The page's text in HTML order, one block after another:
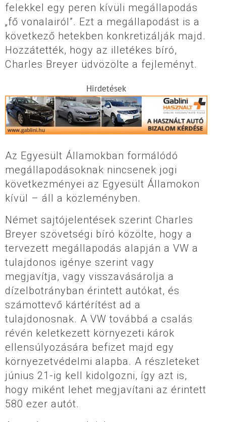
felekkel egy peren kívüli megállapodás
„fő vonalairól”. Ezt a megállapodást is a
következő hetekben konkretizálják majd.
Hozzátették, hogy az illetékes bíró,
Charles Breyer üdvözölte a fejleményt.
Hirdetések
Az Egyesült Államokban formálódó
megállapodásoknak nincsenek jogi
következményei az Egyesült Államokon
kívül – áll a közleményben.
Német sajtójelentések szerint Charles
Breyer szövetségi bíró közölte, hogy a
tervezett megállapodás alapján a VW a
tulajdonos igénye szerint vagy
megjavítja, vagy visszavásárolja a
dízelbotrányban érintett autókat, és
számottevő kártérítést ad a
tulajdonosnak. A VW továbbá a csalás
révén keletkezett környezeti károk
ellensúlyozására befizet majd egy
környezetvédelmi alapba. A részleteket
június 21-ig kell kidolgozni, így azt is,
hogy miként lehet megjavítani az érintett
580 ezer autót.